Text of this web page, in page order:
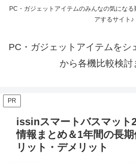
PC・ガジェットアイテムのみんなの気にな
アするサイト♪
PC・ガジェットアイテムをシ
から各機比較検討
PR
issinスマートバスマット
情報まとめ＆1年間の長
リット・デメリット